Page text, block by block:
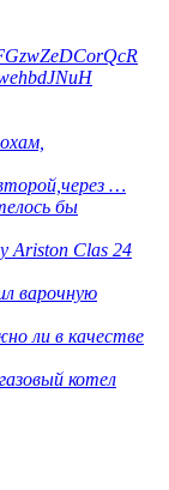
…
бы
Ariston Clas 24
варочную
ли в качестве
котел